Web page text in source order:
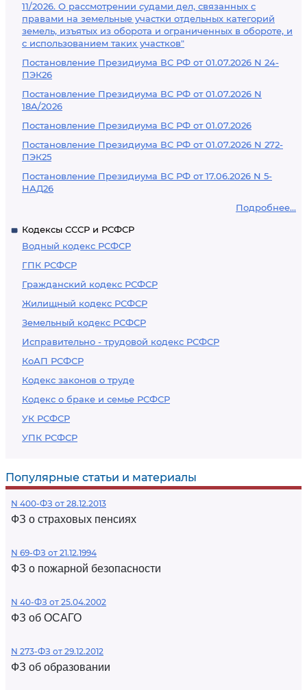
11/2026. О рассмотрении судами дел, связанных с
правами на земельные участки отдельных категорий
земель, изъятых из оборота и ограниченных в обороте, и
с использованием таких участков"
Постановление Президиума ВС РФ от 01.07.2026 N 24-
ПЭК26
Постановление Президиума ВС РФ от 01.07.2026 N
18А/2026
Постановление Президиума ВС РФ от 01.07.2026
Постановление Президиума ВС РФ от 01.07.2026 N 272-
ПЭК25
Постановление Президиума ВС РФ от 17.06.2026 N 5-
НАД26
Подробнее...
Кодексы СССР и РСФСР
Водный кодекс РСФСР
ГПК РСФСР
Гражданский кодекс РСФСР
Жилищный кодекс РСФСР
Земельный кодекс РСФСР
Исправительно - трудовой кодекс РСФСР
КоАП РСФСР
Кодекс законов о труде
Кодекс о браке и семье РСФСР
УК РСФСР
УПК РСФСР
Популярные статьи и материалы
N 400-ФЗ от 28.12.2013
ФЗ о страховых пенсиях
N 69-ФЗ от 21.12.1994
ФЗ о пожарной безопасности
N 40-ФЗ от 25.04.2002
ФЗ об ОСАГО
N 273-ФЗ от 29.12.2012
ФЗ об образовании